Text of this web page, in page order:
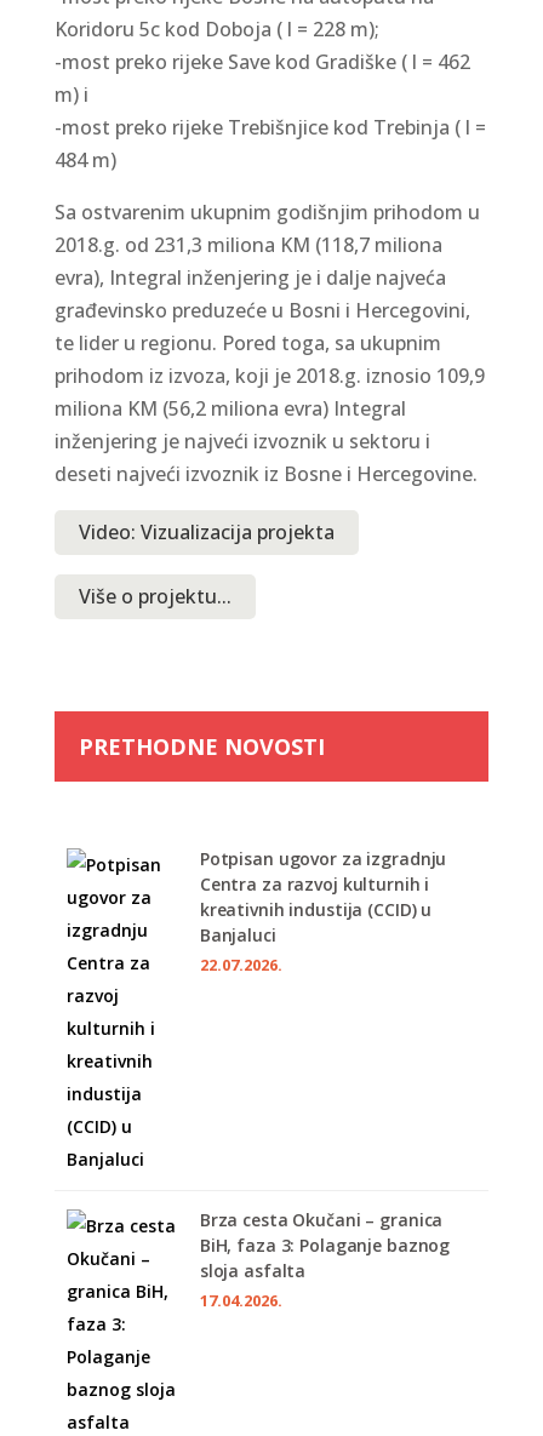
Koridoru 5c kod Doboja ( l = 228 m);
-most preko rijeke Save kod Gradiške ( l = 462
m) i
-most preko rijeke Trebišnjice kod Trebinja ( l =
484 m)
Sa ostvarenim ukupnim godišnjim prihodom u
2018.g. od 231,3 miliona KM (118,7 miliona
evra), Integral inženjering je i dalje najveća
građevinsko preduzeće u Bosni i Hercegovini,
te lider u regionu. Pored toga, sa ukupnim
prihodom iz izvoza, koji je 2018.g. iznosio 109,9
miliona KM (56,2 miliona evra) Integral
inženjering je najveći izvoznik u sektoru i
deseti najveći izvoznik iz Bosne i Hercegovine.
Video: Vizualizacija projekta
Više o projektu...
PRETHODNE NOVOSTI
Potpisan ugovor za izgradnju
Centra za razvoj kulturnih i
kreativnih industija (CCID) u
Banjaluci
22.07.2026.
Brza cesta Okučani – granica
BiH, faza 3: Polaganje baznog
sloja asfalta
17.04.2026.